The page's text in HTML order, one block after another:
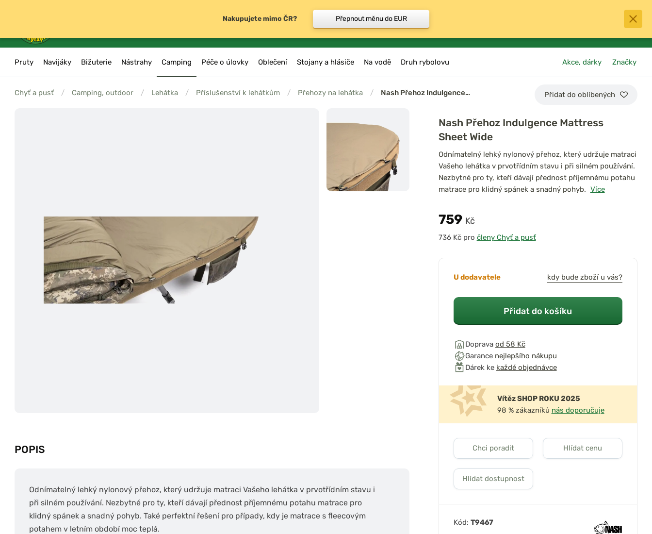
0
košík
Pruty Navijáky Bižuterie Nástrahy Camping Péče o úlovky Oblečení Stojany a hlásiče Na vodě Druh rybolovu Akce, dárky Značky
Chyť a pusť / Camping, outdoor / Lehátka / Příslušenství k lehátkům / Přehozy na lehátka / Nash Přehoz Indulgence… Přidat do oblíbených
POPIS
Odnímatelný lehký nylonový přehoz, který udržuje matraci Vašeho lehátka v prvotřídním stavu i
při silném používání. Nezbytné pro ty, kteří dávají přednost příjemnému potahu matrace pro
klidný spánek a snadný pohyb. Také perfektní řešení pro případy, kdy je matrace s fleecovým
potahem v letním období moc teplá.
Nash Přehoz Indulgence Mattress
Sheet Wide
Odnímatelný lehký nylonový přehoz, který udržuje matraci
Vašeho lehátka v prvotřídním stavu i při silném používání.
Nezbytné pro ty, kteří dávají přednost příjemnému potahu
matrace pro klidný spánek a snadný pohyb. Více
759 Kč
pro členy Chyť a pusť
U dodavatele kdy bude zboží u vás?
Přidat do košíku
Doprava od 58 Kč
Garance nejlepšího nákupu
Dárek ke každé objednávce
Vítěz SHOP ROKU 2025
98 % zákazníků nás doporučuje
Chci poradit Hlídat cenu
Hlídat dostupnost
Kód: T9467
Nakupujete mimo ČR? Přepnout měnu do EUR